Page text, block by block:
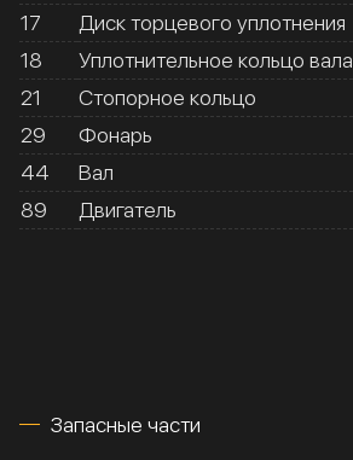
17
Диск торцевого уплотнения
18
Уплотнительное кольцо вала
21
Стопорное кольцо
29
Фонарь
44
Вал
89
Двигатель
Запасные части